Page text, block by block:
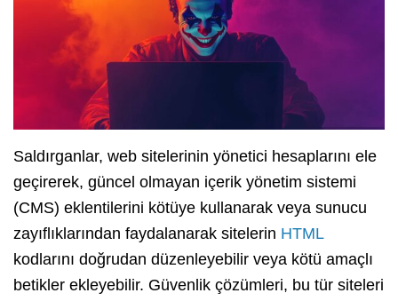
Saldırganlar, web sitelerinin yönetici hesaplarını ele
geçirerek, güncel olmayan içerik yönetim sistemi
(CMS) eklentilerini kötüye kullanarak veya sunucu
zayıflıklarından faydalanarak sitelerin HTML
kodlarını doğrudan düzenleyebilir veya kötü amaçlı
betikler ekleyebilir. Güvenlik çözümleri, bu tür siteleri